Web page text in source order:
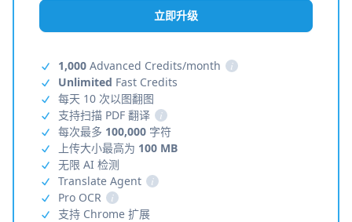
立即升级
1,000 Advanced Credits/month
i
Unlimited Fast Credits
每天 10 次以图翻图
支持扫描 PDF 翻译
i
每次最多 100,000 字符
上传大小最高为 100 MB
无限 AI 检测
Translate Agent
i
Pro OCR
i
支持 Chrome 扩展